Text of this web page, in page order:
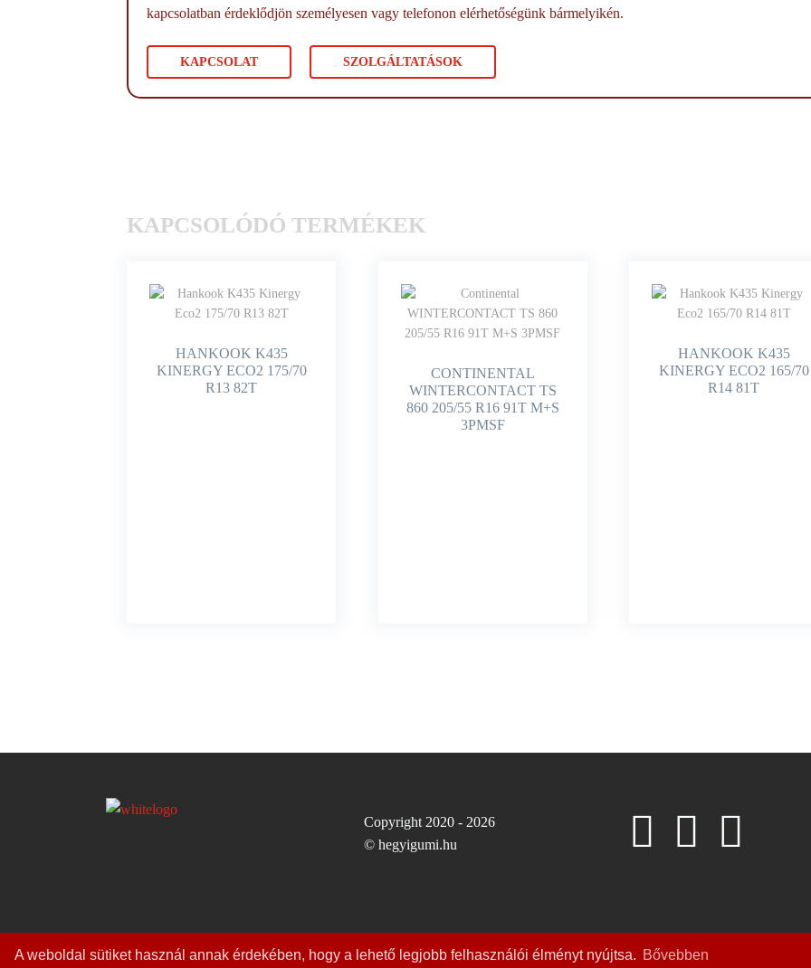
A weboldal sütiket használ annak érdekében, hogy a lehető legjobb felhasználói élményt nyújtsa. Bővebben
kapcsolatban érdeklődjön személyesen vagy telefonon elérhetőségünk bármelyikén.
KAPCSOLAT SZOLGÁLTATÁSOK
KAPCSOLÓDÓ TERMÉKEK
HANKOOK K435
KINERGY ECO2 175/70
R13 82T
CONTINENTAL
WINTERCONTACT TS
860 205/55 R16 91T M+S
3PMSF
HANKOOK K435
KINERGY ECO2 165/70
R14 81T
Copyright 2020 - 2026
© hegyigumi.hu